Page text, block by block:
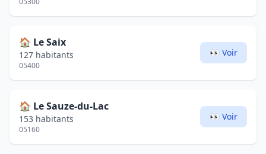
🏠 Le Saix
127 habitants
05400
👀 Voir
🏠 Le Sauze-du-Lac
153 habitants
05160
👀 Voir